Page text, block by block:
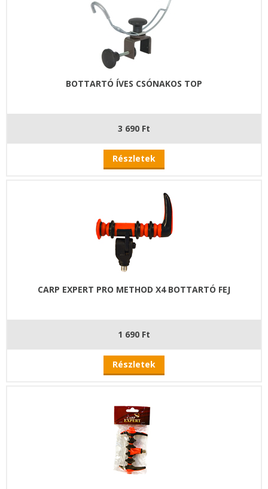
BOTTARTÓ ÍVES CSÓNAKOS TOP
3 690 Ft
Részletek
CARP EXPERT PRO METHOD X4 BOTTARTÓ FEJ
1 690 Ft
Részletek